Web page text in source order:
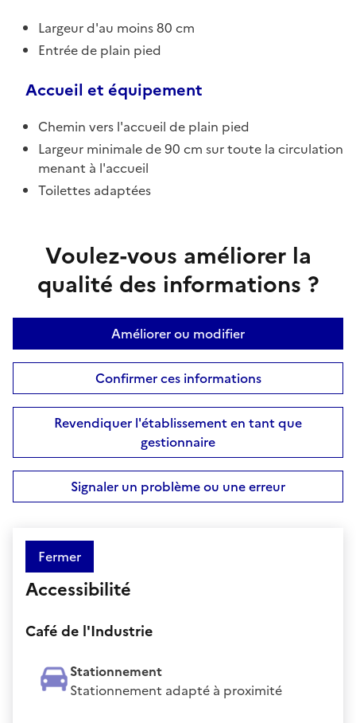
Largeur d'au moins 80 cm
Entrée de plain pied
Accueil et équipement
Chemin vers l'accueil de plain pied
Largeur minimale de 90 cm sur toute la circulation
menant à l'accueil
Toilettes adaptées
Voulez-vous améliorer la
qualité des informations ?
Améliorer ou modifier
Confirmer ces informations
Revendiquer l'établissement en tant que
gestionnaire
Signaler un problème ou une erreur
Fermer
Accessibilité
Café de l'Industrie
Stationnement
Stationnement adapté à proximité